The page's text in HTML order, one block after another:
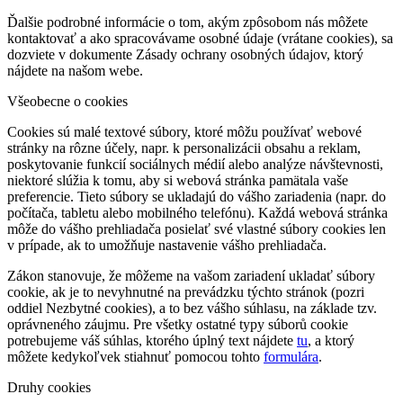
Ďalšie podrobné informácie o tom, akým zpôsobom nás môžete
kontaktovať a ako spracovávame osobné údaje (vrátane cookies), sa
dozviete v dokumente Zásady ochrany osobných údajov, ktorý
nájdete na našom webe.
Všeobecne o cookies
Cookies sú malé textové súbory, ktoré môžu používať webové
stránky na rôzne účely, napr. k personalizácii obsahu a reklam,
poskytovanie funkcií sociálnych médií alebo analýze návštevnosti,
niektoré slúžia k tomu, aby si webová stránka pamätala vaše
preferencie. Tieto súbory se ukladajú do vášho zariadenia (napr. do
počítača, tabletu alebo mobilného telefónu). Každá webová stránka
môže do vášho prehliadača posielať své vlastné súbory cookies len
v prípade, ak to umožňuje nastavenie vášho prehliadača.
Zákon stanovuje, že môžeme na vašom zariadení ukladať súbory
cookie, ak je to nevyhnutné na prevádzku týchto stránok (pozri
oddiel Nezbytné cookies), a to bez vášho súhlasu, na základe tzv.
oprávneného záujmu. Pre všetky ostatné typy súborů cookie
potrebujeme váš súhlas, ktorého úplný text nájdete tu, a ktorý
môžete kedykoľvek stiahnuť pomocou tohto formulára.
Druhy cookies